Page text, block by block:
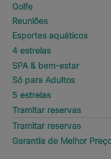
Golfe
Reuniões
Esportes aquáticos
4 estrelas
SPA & bem-estar
Só para Adultos
5 estrelas
Tramitar reservas
Tramitar reservas
Garantia de Melhor